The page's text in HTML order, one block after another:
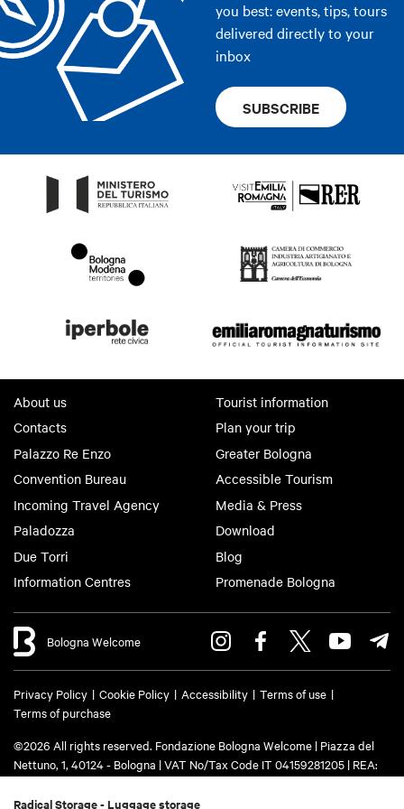
Radical Storage - Luggage storage
you best: events, tips, tours
delivered directly to your
inbox
SUBSCRIBE
About us
Contacts
Palazzo Re Enzo
Convention Bureau
Incoming Travel Agency
Paladozza
Due Torri
Information Centres
Tourist information
Plan your trip
Greater Bologna
Accessible Tourism
Media & Press
Download
Blog
Promenade Bologna
Bologna Welcome
Privacy Policy Cookie Policy Accessibility
Terms of use
Terms of purchase
©2026 All rights reserved. Fondazione Bologna Welcome | Piazza del
Nettuno, 1, 40124 - Bologna | VAT No/Tax Code IT 04159281205 | REA:
PEC:fondazionebolognawelcome@legalmail.it